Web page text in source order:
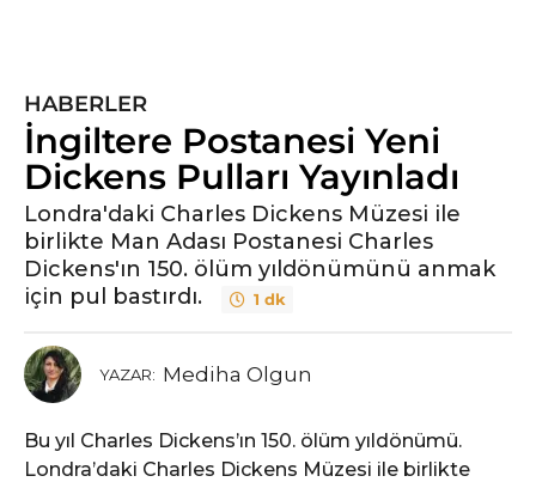
HABERLER
İngiltere Postanesi Yeni
Dickens Pulları Yayınladı
Londra'daki Charles Dickens Müzesi ile
birlikte Man Adası Postanesi Charles
Dickens'ın 150. ölüm yıldönümünü anmak
için pul bastırdı.
1 dk
YAZAR: Mediha Olgun
Bu yıl Charles Dickens’ın 150. ölüm yıldönümü.
Londra’daki Charles Dickens Müzesi ile birlikte